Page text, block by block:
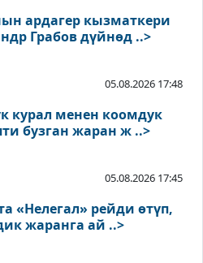
ардагер кызматкери
Грабов дүйнөд ..>
05.08.2026 17:48
курал менен коомдук
бузган жаран ж ..>
05.08.2026 17:45
«Нелегал» рейди өтүп,
жаранга ай ..>